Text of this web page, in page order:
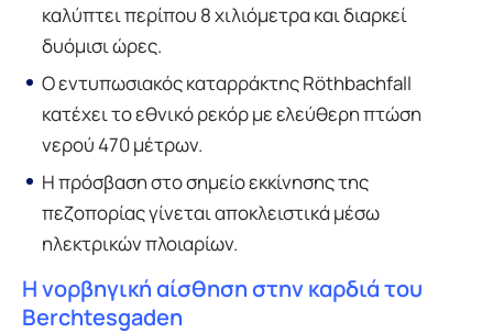
καλύπτει περίπου 8 χιλιόμετρα και διαρκεί
δυόμισι ώρες.
Ο εντυπωσιακός καταρράκτης Röthbachfall
κατέχει το εθνικό ρεκόρ με ελεύθερη πτώση
νερού 470 μέτρων.
Η πρόσβαση στο σημείο εκκίνησης της
πεζοπορίας γίνεται αποκλειστικά μέσω
ηλεκτρικών πλοιαρίων.
Η νορβηγική αίσθηση στην καρδιά του
Berchtesgaden